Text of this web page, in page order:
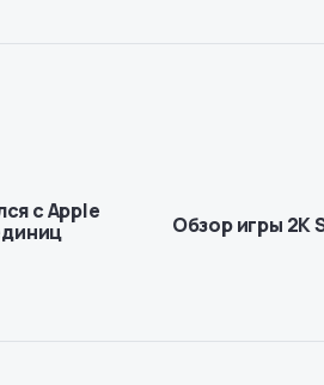
с Apple
Обзор игры 2K